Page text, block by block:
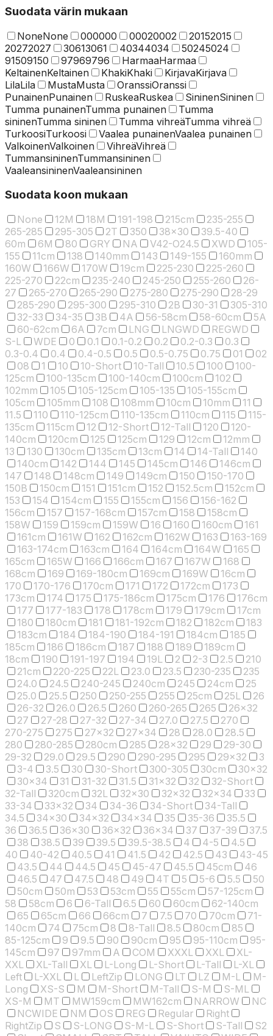
Suodata värin mukaan
NoneNone 000000 00020002 20152015
20272027 30613061 40344034 50245024
91509150 97969796 HarmaaHarmaa
KeltainenKeltainen KhakiKhaki KirjavaKirjava
LilaLila MustaMusta OranssiOranssi
PunainenPunainen RuskeaRuskea SininenSininen
Tumma punainenTumma punainen
Tumma
sininenTumma sininen Tumma vihreäTumma vihreä
TurkoosiTurkoosi Vaalea punainenVaalea punainen
ValkoinenValkoinen VihreäVihreä
TummansininenTummansininen
VaaleansininenVaaleansininen
Suodata koon mukaan
None 12M 18M 191-198 215cm
235-255
265-285
295-305 2T 350 38x30
39.5-40
60m
6M 80 GRY NA V42-O24.5 XWD
105-
155
11cm 138 140mm 143 149-155
160mm
160W
166W 170W 19cm 225-230
225-260
225-270
22cm 235-240 245-250 255-260
26-
27
265-270 265-290 275-280 275-290
28-29
285-290
295-300 295-310 2B 30-31
305-310
32-33
34-35 3B 4A 56-58cm 58-60cm
5A
60-62cm
6A 7cm LNG LNGWD
REGWD
S-L
WDE 0 0.1 0.1-0.2 0.2 0.2-0.3
0.3
0.3-0.4
0.4 0.4-0.5 0.5 0.5-0.75 0.75 01
02
08
1 10 10-Short 10-Tall 10.5 100
100-
125cm
100-135cm 100-140cm 100cm
102
102mm
105 105-125cm 105-135
105-155cm
105cm
105mm 108 108mm 10cm 10mm
11
11.5
110 110-125cm 110-135cm 110cm 115
115-
135cm
115cm 12 12-Short 12-Tall 120
120-
140cm
120cm 125 125cm 129 12cm
12mm
13
130 130cm 135cm 13cm 14 14-Tall
140
140cm
142 144 145 145cm 146
146cm
147
148 148cm 149 149cm 150
150-170
150B
150cm 151 151cm 152 152.5cm
152cm
153
154 154cm 155 155cm 156
156-162
156cm
157 157-168cm 157cm 158
158cm
158W
159 159cm 159W 16 160 160cm
161
161cm
161W 162 162cm 162W 163
163-169
163-174cm
163cm 164 164cm 164W
165
165cm
165W 166 166cm 167 167W
168
168cm
169 169-180cm 169cm 169W
16cm
170
170-176 170cm 171 172 172cm
173
173cm
174 175 175-186cm 175cm 176
176cm
177
177-183 178 178cm 179 179cm
17cm
180
180cm 181 181-192cm 182 182cm
183
183cm
184 184-190 184-191 184cm
185
185cm
186 186cm 187 188 189
189cm
18cm
190 191-197 194 19L 2 2-3 2.5
210
21cm
220-225 22L 23.0 23.5 230-235
235
24.0
24.5 240-245 240cm 245 24cm
25
25.0
25.5 250 250-255 255 25cm 25L
26
26-32
26.0 26.5 260 260-265 265
26x32
27
27-28 27-32 27-34 27.0 27.5
270
270-275
275 27x32 27x34 28 28.0
28.5
280
280-285 280cm 285 28x32 29
29-30
29-32
29.0 29.5 290 290-295 295 29x32
3
3-4
3.5 30 30-Short 300-305 30cm
30x32
30x34
31 31-32 31.5 31x32 32
32-Short
32-Tall
320cm 32L 32x30 32x32 32x34
33
33-34
33x32 34 34-36 34-Short
34-Tall
34.5
34x30 34x32 34x34 35 35-36
35.5
36
36.5 36x30 36x32 36x34 37 37-39
37.5
38
38.5 39 39.5 39.5-38.5 4 4-5
4.5
40
40-42 40.5 41 41.5 42 42.5 43
43-45
43.5
44 44.5 45 45-47 45.5 45cm
46
46.5
47 47.5 48 49 4T 5 5-6 5.5
50
50cm
50m 53 53cm 55 55cm
57-125cm
58
58cm 6 6-Tall 6.5 60 60cm
62-140cm
65
65cm 66 66cm 7 7.5 70 70cm
71-
140cm
74 75cm 8 8-Tall 8.5 80cm
85
85-125cm
9 9.5 90 90cm 95 95-110cm
95-
145cm
97 97mm A COM XXXL XXL
XL-
XXL
XL-Tall XL L-Long L-Short L-Tall
L-XL
Left
L-XXL L LeftZip LONG LT LZ M-L
M-
Long
XS-S M M-Short M-Tall S-M
S-ML
XS-M
MT MW159cm MW162cm NARROW
NC
NCWIDE
NM OS REG Regular
Right
RightZip
S S-LONG S-M-L S-Short S-Tall
S2